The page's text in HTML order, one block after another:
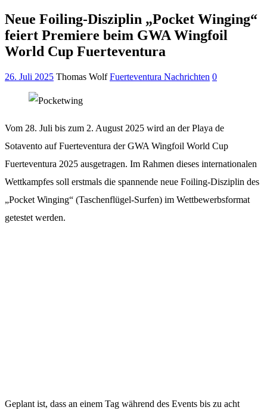
Neue Foiling-Disziplin „Pocket Winging“
feiert Premiere beim GWA Wingfoil
World Cup Fuerteventura
26. Juli 2025 Thomas Wolf Fuerteventura Nachrichten 0
Vom 28. Juli bis zum 2. August 2025 wird an der Playa de
Sotavento auf Fuerteventura der GWA Wingfoil World Cup
Fuerteventura 2025 ausgetragen. Im Rahmen dieses internationalen
Wettkampfes soll erstmals die spannende neue Foiling-Disziplin des
„Pocket Winging“ (Taschenflügel-Surfen) im Wettbewerbsformat
getestet werden.
Geplant ist, dass an einem Tag während des Events bis zu acht